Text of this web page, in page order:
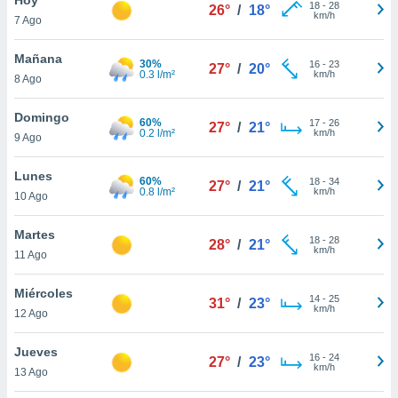
en
más
nuestra
de
cookies
aceptar
7 Ago
26° / 18° 18- 28
km/h
Mañana
8 Ago
30%
0.3 l/m²
27° / 20° 16- 23
km/h
Domingo
9 Ago
60%
0.2 l/m²
27° / 21° 17- 26
km/h
Lunes
10 Ago
60%
0.8 l/m²
27° / 21° 18- 34
km/h
Martes
11 Ago
28° / 21° 18- 28
km/h
Miércoles
12 Ago
31° / 23° 14- 25
km/h
Jueves
13 Ago
27° / 23° 16- 24
km/h